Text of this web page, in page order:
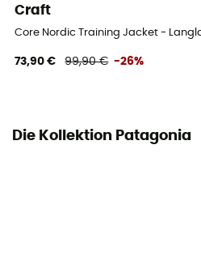
Craft
Core Nordic Training Jacket -
73,90 € 99,90 € -26%
Die Kollektion Patagonia